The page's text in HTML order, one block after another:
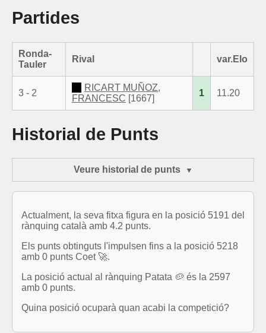
Partides
Ronda-
Tauler
Rival var.Elo
3 - 2
RICART MUÑOZ,
FRANCESC [1667]
1 11.20
Historial de Punts
Veure historial de punts
Actualment, la seva fitxa figura en la posició 5191 del
rànquing català amb 4.2 punts.
Els punts obtinguts l'impulsen fins a la posició 5218
amb 0 punts Coet 🚀.
La posició actual al rànquing Patata 🥔 és la 2597
amb 0 punts.
Quina posició ocuparà quan acabi la competició?